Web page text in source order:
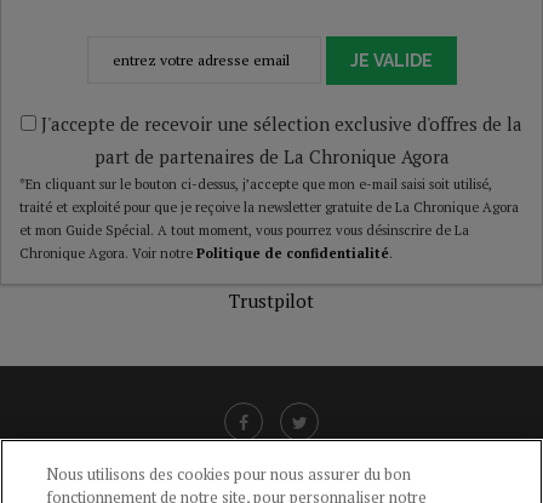
JE VALIDE
J'accepte de recevoir une sélection exclusive d'offres de la
part de partenaires de La Chronique Agora
*En cliquant sur le bouton ci-dessus, j’accepte que mon e-mail saisi soit utilisé,
traité et exploité pour que je reçoive la newsletter gratuite de La Chronique Agora
et mon Guide Spécial. A tout moment, vous pourrez vous désinscrire de La
Chronique Agora. Voir notre Politique de confidentialité.
Trustpilot
Nous utilisons des cookies pour nous assurer du bon
fonctionnement de notre site, pour personnaliser notre